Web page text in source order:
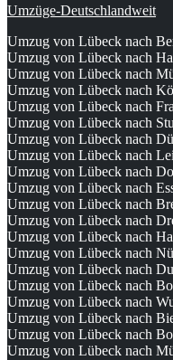
Umzüge-Deutschlandweit
Umzug von Lübeck nach
Umzug von Lübeck nach
Umzug von Lübeck nach
Umzug von Lübeck nach
Umzug von Lübeck nach
Umzug von Lübeck nach
Umzug von Lübeck nach
Umzug von Lübeck nach
Umzug von Lübeck nach
Umzug von Lübeck nach
Umzug von Lübeck nach
Umzug von Lübeck nach
Umzug von Lübeck nach
Umzug von Lübeck nach
Umzug von Lübeck nach
Umzug von Lübeck nach
Umzug von Lübeck nach
Umzug von Lübeck nach
Umzug von Lübeck nach
Umzug von Lübeck nach